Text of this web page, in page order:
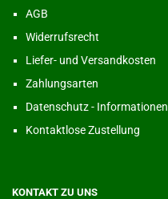
AGB
Widerrufsrecht
Liefer- und Versandkosten
Zahlungsarten
Datenschutz - Informationen
Kontaktlose Zustellung
KONTAKT ZU UNS